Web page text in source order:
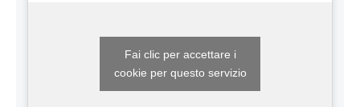
Fai clic per accettare i
cookie per questo servizio